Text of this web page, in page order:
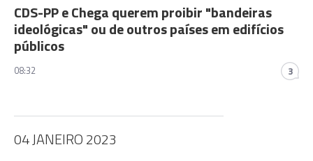
CDS-PP e Chega querem proibir "bandeiras
ideológicas" ou de outros países em edifícios
públicos
08:32 3
04 JANEIRO 2023